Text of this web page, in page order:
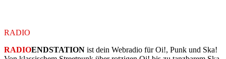
RADIO
RADIOENDSTATION ist dein Webradio für Oi!, Punk und Ska!